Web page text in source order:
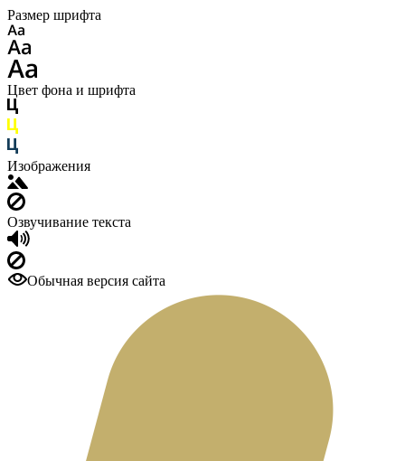
Размер шрифта
Цвет фона и шрифта
Изображения
Озвучивание текста
Обычная версия сайта